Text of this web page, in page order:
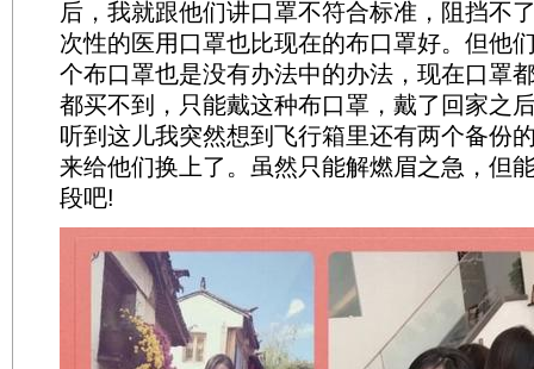
后，我就跟他们讲口罩不符合标准，阻挡不
次性的医用口罩也比现在的布口罩好。但他
个布口罩也是没有办法中的办法，现在口罩
都买不到，只能戴这种布口罩，戴了回家之
听到这儿我突然想到飞行箱里还有两个备份
来给他们换上了。虽然只能解燃眉之急，但
段吧!